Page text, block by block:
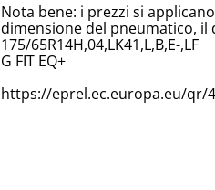
Nota bene: i prezzi si
dimensione del pneumatico,
175/65R14H,04,LK41,L,B,E-,LF
G FIT EQ+
https://eprel.ec.europa.eu/qr/